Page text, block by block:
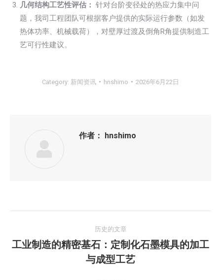
几何结构工艺性评估： 针对台阶变径处的热应力集中问
题，我司工程团队可根据客户提供的实际运行参数（如发
热体功率、机械载荷），对壁厚过渡及倒角R角提供制造工
艺可行性建议。
Category: 新闻资讯 hnshimo 2026年6月22日
作者： hnshimo
章
历史的文章
历
史
工业制造的精密基石：定制化石墨模具的加工
与成型工艺